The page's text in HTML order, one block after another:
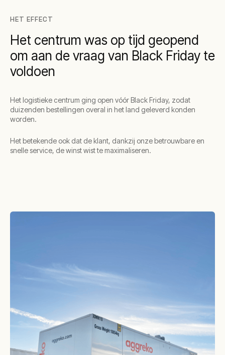
HET EFFECT
Het centrum was op tijd geopend
om aan de vraag van Black Friday te
voldoen
Het logistieke centrum ging open vóór Black Friday, zodat
duizenden bestellingen overal in het land geleverd konden
worden.
Het betekende ook dat de klant, dankzij onze betrouwbare en
snelle service, de winst wist te maximaliseren.